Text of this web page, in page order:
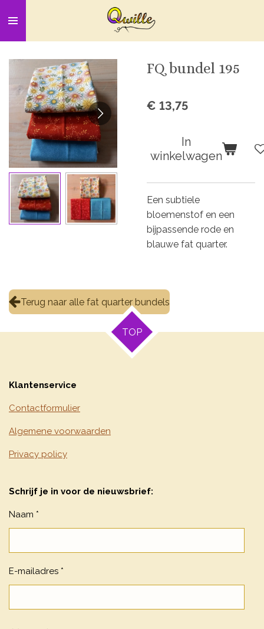
direct
naar
de
hoofdinhoud
FQ bundel 195
€ 13,75
In
winkelwagen
Een subtiele
bloemenstof en een
bijpassende rode en
blauwe fat quarter.
Terug naar alle fat quarter bundels
TOP
Klantenservice
Contactformulier
Algemene voorwaarden
Privacy policy
Schrijf je in voor de nieuwsbrief:
Naam *
E-mailadres *